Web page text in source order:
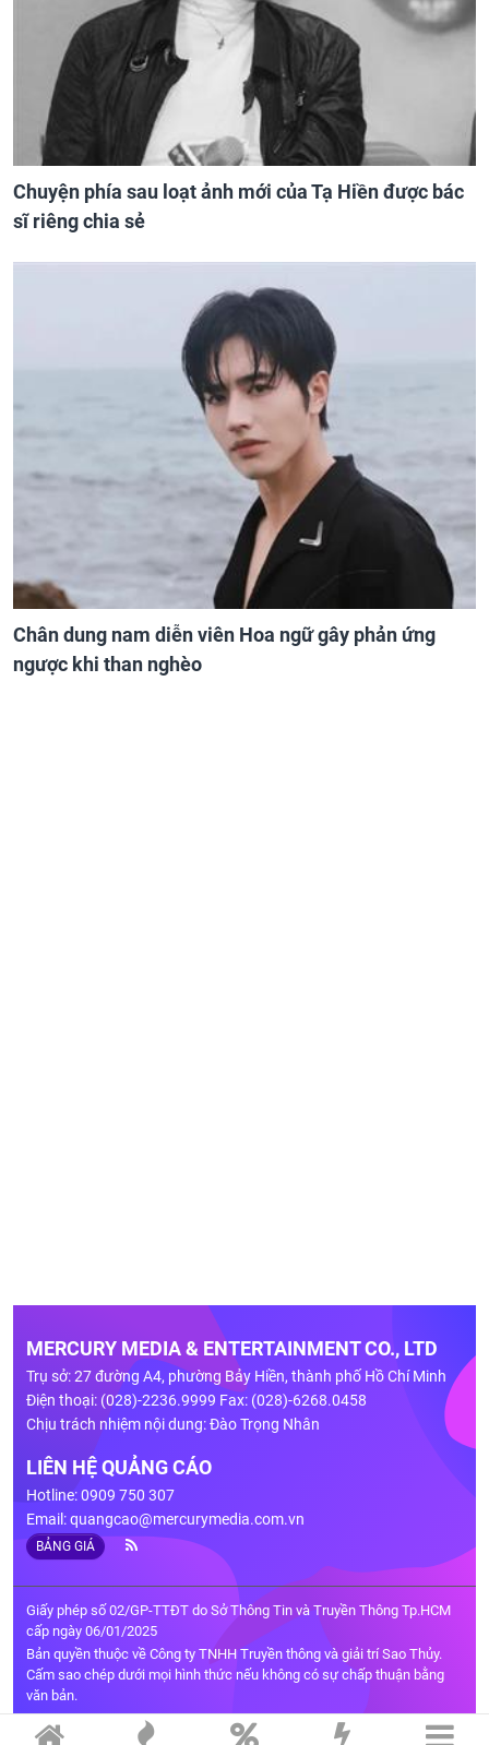
Chuyện phía sau loạt ảnh mới của Tạ Hiền được bác
sĩ riêng chia sẻ
Chân dung nam diễn viên Hoa ngữ gây phản ứng
ngược khi than nghèo
MERCURY MEDIA & ENTERTAINMENT CO., LTD
Trụ sở: 27 đường A4, phường Bảy Hiền, thành phố Hồ Chí Minh
Điện thoại: (028)-2236.9999 Fax: (028)-6268.0458
Chịu trách nhiệm nội dung: Đào Trọng Nhân
LIÊN HỆ QUẢNG CÁO
Hotline: 0909 750 307
Email:quangcao@mercurymedia.com.vn
BẢNG GIÁ
Giấy phép số 02/GP-TTĐT do Sở Thông Tin và Truyền Thông Tp.HCM
cấp ngày 06/01/2025
Bản quyền thuộc về Công ty TNHH Truyền thông và giải trí Sao Thủy.
Cấm sao chép dưới mọi hình thức nếu không có sự chấp thuận bằng
văn bản.